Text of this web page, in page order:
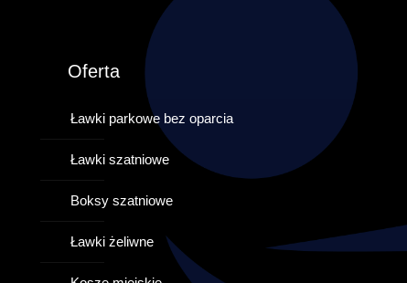
Oferta
Ławki parkowe bez oparcia
Ławki szatniowe
Boksy szatniowe
Ławki żeliwne